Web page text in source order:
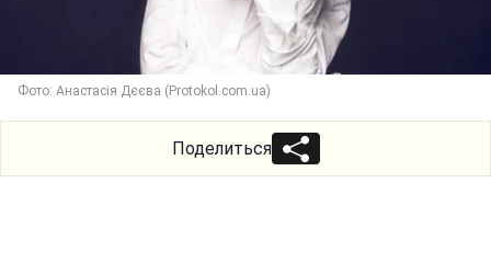
Фото: Анастасія Дєєва (Protokol.com.ua)
Поделиться